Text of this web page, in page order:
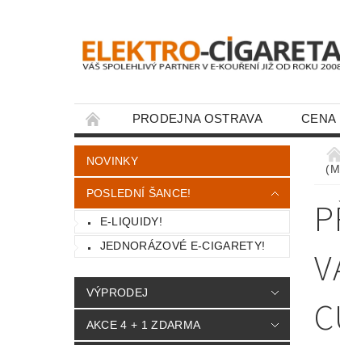
PRODEJNA OSTRAVA CENA
KONTAKTY
NOVINKY
POSLEDNÍ ŠANCE!
E-LIQUIDY!
JEDNORÁZOVÉ E-CIGARETY!
VÝPRODEJ
AKCE 4 + 1 ZDARMA